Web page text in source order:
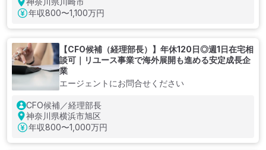
年収800〜1,100万円
【CFO候補（経理部長）】年休120日◎週1日在宅相
談可｜リユース事業で海外展開も進める安定成長企
業
エージェントにお問合せください
CFO候補／経理部長
神奈川県横浜市旭区
年収800〜1,000万円